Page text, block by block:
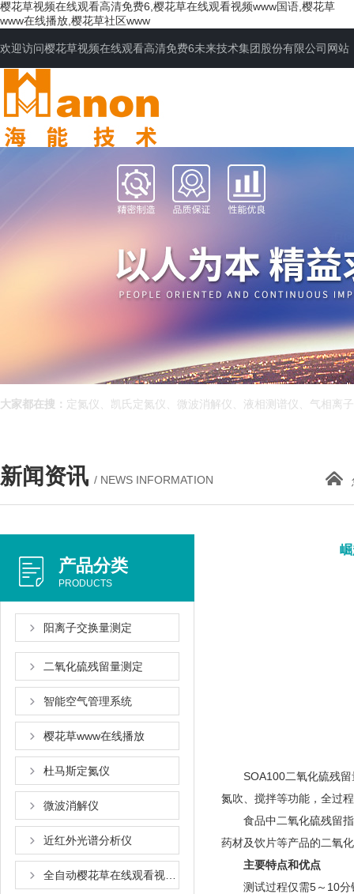
樱花草视频在线观看高清免费6,樱花草在线观看视频www国语,樱花草
www在线播放,樱花草社区www
欢迎访问樱花草视频在线观看高清免费6未来技术集团股份有限公司网站
网站首页
大家都在搜： 定氮仪、凯氏定氮仪、微波消解仪、液相测谱仪、气相离
新闻资讯 / NEWS INFORMATION
产品分类
PRODUCTS
阳离子交换量测定
二氧化硫残留量测定
智能空气管理系统
樱花草www在线播放
杜马斯定氮仪
微波消解仪
近红外光谱分析仪
SOA100二氧化硫残留量测
氮吹、搅拌等功能，
食品中二氧化硫残留指标
药材及饮片等产品的二氧化
主要特点和优点
测试过程仅需5～10分钟/样